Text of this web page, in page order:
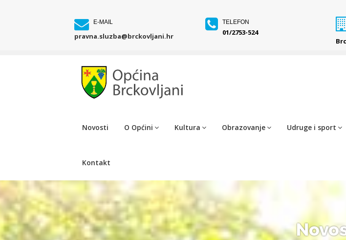
E-MAIL
pravna.sluzba@brckovljani.hr
TELEFON
01/2753-524
Novosti O Općini Kultura Obrazovanje Udruge i sport
Kontakt